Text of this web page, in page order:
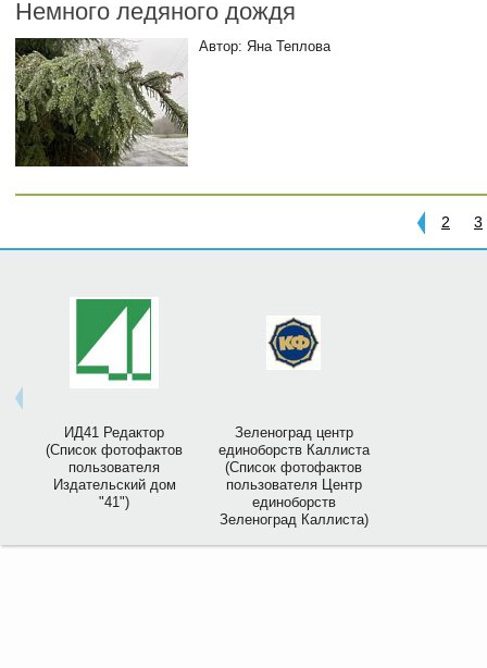
Немного ледяного дождя
Автор: Яна Теплова
2 3
ИД41 Редактор
(Список фотофактов
пользователя
Издательский дом
"41")
Зеленоград центр
единоборств Каллиста
(Список фотофактов
пользователя Центр
единоборств
Зеленоград Каллиста)